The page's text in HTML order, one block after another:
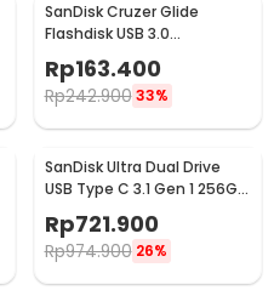
SanDisk Cruzer Glide
Flashdisk USB 3.0
Retractable Secure Access
32GB - SDCZ600
Rp163.400
Rp242.900 33%
SanDisk Ultra Dual Drive
USB Type C 3.1 Gen 1 256GB
Rp721.900
Rp974.900 26%